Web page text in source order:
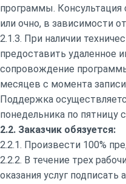
программы. Консультация
или очно, в зависимости
2.1.3. При наличии
предоставить удаленное
сопровождение
месяцев с момента
Поддержка
понедельника по пятницу
2.2. Заказчик обязуется:
2.2.1. Произвести 100%
2.2.2. В течение трех
оказания услуг